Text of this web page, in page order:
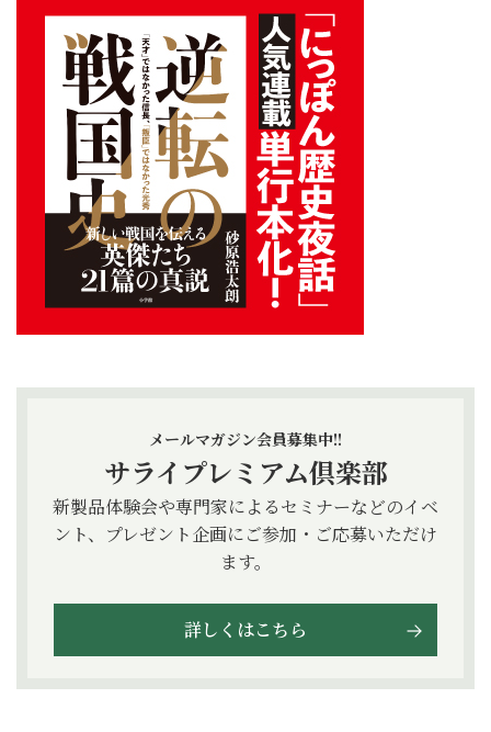
メールマガジン会員募集中!!
サライプレミアム倶楽部
新製品体験会や専門家によるセミナーなどのイベ
ント、プレゼント企画にご参加・ご応募いただけ
ます。
詳しくはこちら